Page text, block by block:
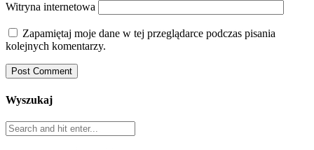
Witryna internetowa
Zapamiętaj moje dane w tej przeglądarce podczas pisania
kolejnych komentarzy.
Wyszukaj